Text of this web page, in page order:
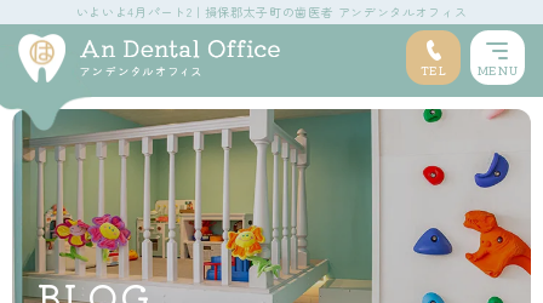
いよいよ4月パート2｜損保郡太子町の歯医者 アンデンタルオフィス
TEL MENU